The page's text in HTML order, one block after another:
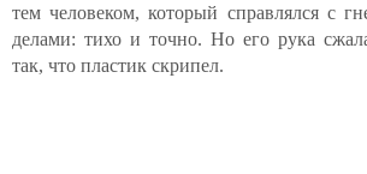
тем человеком, который справлялся с
делами: тихо и точно. Но его рука
так, что пластик скрипел.